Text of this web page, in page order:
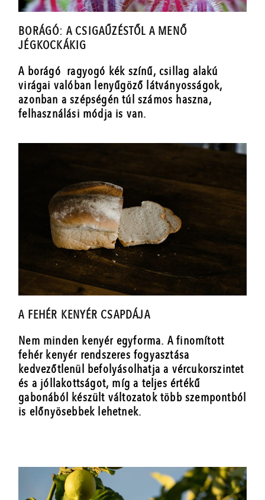
BORÁGÓ: A CSIGAŰZÉSTŐL A MENŐ
JÉGKOCKÁKIG
A borágó ragyogó kék színű, csillag alakú
virágai valóban lenyűgöző látványosságok,
azonban a szépségén túl számos haszna,
felhasználási módja is van.
A FEHÉR KENYÉR CSAPDÁJA
Nem minden kenyér egyforma. A finomított
fehér kenyér rendszeres fogyasztása
kedvezőtlenül befolyásolhatja a vércukorszintet
és a jóllakottságot, míg a teljes értékű
gabonából készült változatok több szempontból
is előnyösebbek lehetnek.